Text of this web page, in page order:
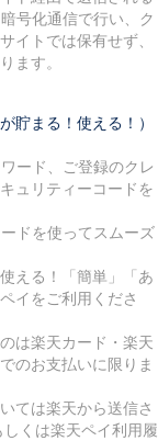
号化通信で行い、ク
イトでは保有せず、
ます。
貯まる！使える！）
ード、ご登録のクレ
ュリティーコードを
ドを使ってスムーズ
える！「簡単」「あ
イをご利用くださ
は楽天カード・楽天
のお支払いに限りま
ては楽天から送信さ
くは楽天ペイ利用履